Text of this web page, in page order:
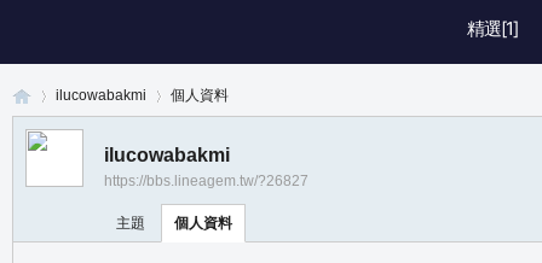
精選[1]
ilucowabakmi 個人資料
ilucowabakmi
https://bbs.lineagem.tw/?26827
主題 個人資料